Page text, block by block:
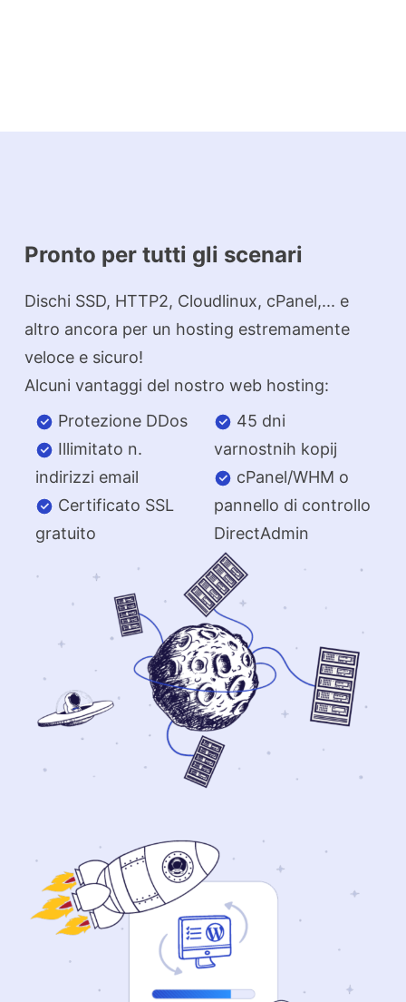
Pronto per tutti gli scenari
Dischi SSD, HTTP2, Cloudlinux, cPanel,... e
altro ancora per un hosting estremamente
veloce e sicuro!
Alcuni vantaggi del nostro web hosting:
Protezione DDos
Illimitato n.
indirizzi email
Certificato SSL
gratuito
45 dni
varnostnih kopij
cPanel/WHM o
pannello di controllo
DirectAdmin